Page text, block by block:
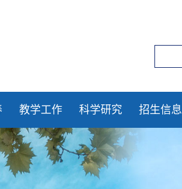
教学工作 科学研究 招生信息